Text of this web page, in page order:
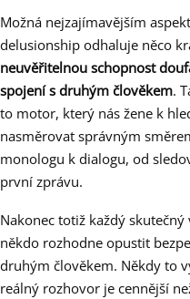
Možná nejzajímavějším
delusionship odhaluje něco
neuvěřitelnou schopnost
spojení s druhým člověkem.
to motor, který nás žene k
nasměrovat správným
monologu k dialogu, od
první zprávu.
Nakonec totiž každý
někdo rozhodne opustit
druhým člověkem. Někdy to
reálný rozhovor je cennější